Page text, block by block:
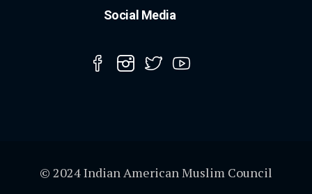
Social Media
© 2024 Indian American Muslim Council